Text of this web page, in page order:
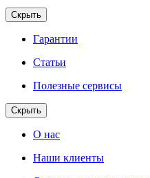
Скрыть
Гарантии
Статьи
Полезные сервисы
Скрыть
О нас
Наши клиенты